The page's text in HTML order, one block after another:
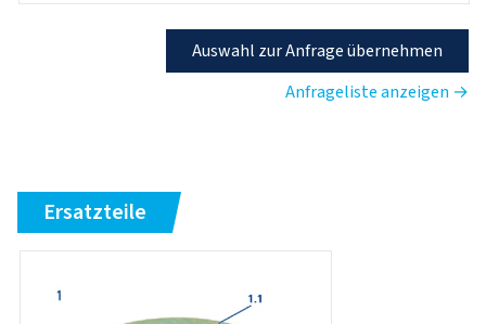
Auswahl zur Anfrage übernehmen
Anfrageliste anzeigen →
Ersatzteile